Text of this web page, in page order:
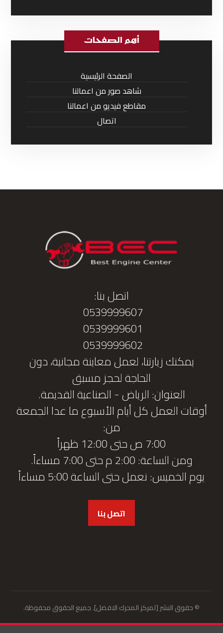
أهم الصفحات
الصفحة الرئيسية
شاهد صور من اعمالنا
مقاطع فيديو من اعمالنا
اتصال
اتصل بنا:
0539999607
0539999601
0539999602
يمكنك زيارتنا، لعمل معاينة مجانية، دون
الحاجة لحجز مسبق
العنوان: الرياض - الصناعية القديمة.
أوقات العمل كل أيام الأسبوع ما عدا الجمعة
من:
7:00 ص حتى 12:00 ظهراً
ومن الساعة: 2:00 م حتى 7:00 مساءاً.
يوم الخميس: نعمل حتى الساعة 5:00 مساءاً
اتصل بنا
© حقوق النشر [لمركز المحرك الافضل]. جميع الحقوق محفوظة.